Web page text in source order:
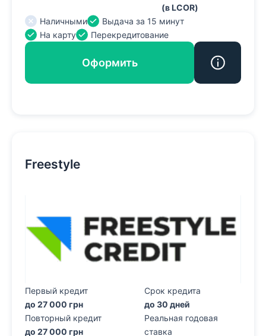
(в LCOR)
Наличными
Выдача за 15 минут
На карту
Перекредитование
Оформить
Freestyle
Первый кредит
до 27 000 грн
Повторный кредит
до 27 000 грн
Срок кредита
до 30 дней
Реальная годовая
ставка